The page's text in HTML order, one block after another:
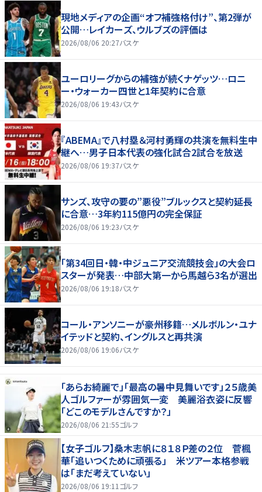
現地メディアの企画“オフ補強格付け”、第2弾が
公開…レイカーズ、ウルブズの評価は
2026/08/06 20:27バスケ
ユーロリーグからの補強が続くナゲッツ…ロニ
ー・ウォーカー四世と1年契約に合意
2026/08/06 19:43バスケ
『ABEMA』で八村塁＆河村勇輝の共演を無料生中
継へ…男子日本代表の強化試合2試合を放送
2026/08/06 19:37バスケ
サンズ、攻守の要の”悪役”ブルックスと契約延長
に合意…3年約115億円の完全保証
2026/08/06 19:23バスケ
「第34回日・韓・中ジュニア交流競技会」の大会ロ
スターが発表…中部大第一から馬越ら3名が選出
2026/08/06 19:18バスケ
コール・アンソニーが豪州移籍…メルボルン・ユナ
イテッドと契約、イングルスと再共演
2026/08/06 19:06バスケ
「あらお綺麗で」「最高の暑中見舞いです」２５歳美
人ゴルファーが雰囲気一変 美麗浴衣姿に反響
「どこのモデルさんですか？」
2026/08/06 21:55ゴルフ
【女子ゴルフ】桑木志帆に８１８Ｐ差の２位 菅楓
華「追いつくために頑張る」 米ツアー本格参戦
は「まだ考えていない」
2026/08/06 19:11 ゴルフ